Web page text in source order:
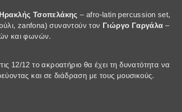
Ηρακλής Τσοπελάκης – afro-latin percussion set,
zanfona) συναντούν τον Γιώργο Γαργάλα –
και φωνών.
12/12 το ακροατήριο θα έχει τη δυνατότητα να
και σε διάδραση με τους μουσικούς.